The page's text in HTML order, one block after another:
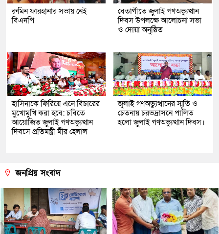
রুমিন ফারহানার সভায় নেই
বিএনপি
বেতাগীতে জুলাই গণঅভ্যুত্থান
দিবস উপলক্ষে আলোচনা সভা
ও দোয়া অনুষ্ঠিত
হাসিনাকে ফিরিয়ে এনে বিচারের
মুখোমুখি করা হবে: চবিতে
আয়োজিত জুলাই গণঅভ্যুত্থান
দিবসে প্রতিমন্ত্রী মীর হেলাল
জুলাই গণঅভ্যুত্থানের স্মৃতি ও
চেতনায় চরভদ্রাসনে পালিত
হলো জুলাই গণঅভ্যুত্থান দিবস।
জনপ্রিয় সংবাদ